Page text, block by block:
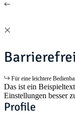
Für eine leichtere
Das ist ein
Einstellungen besser
Profile